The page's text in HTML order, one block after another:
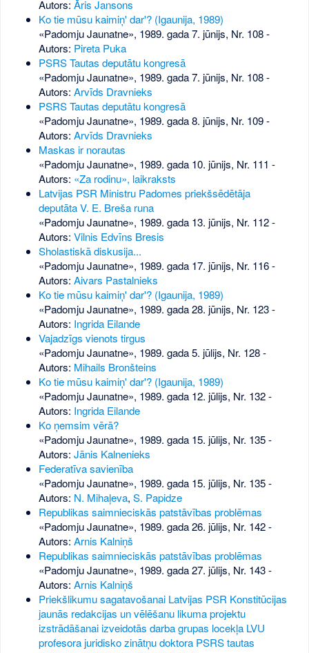
Autors: Āris Jansons
Ko tie mūsu kaimiņ' dar'? (Igaunija, 1989)
«Padomju Jaunatne», 1989. gada 7. jūnijs, Nr. 108-
Autors: Pireta Puka
PSRS Tautas deputātu kongresā
«Padomju Jaunatne», 1989. gada 7. jūnijs, Nr. 108-
Autors: Arvīds Dravnieks
PSRS Tautas deputātu kongresā
«Padomju Jaunatne», 1989. gada 8. jūnijs, Nr. 109-
Autors: Arvīds Dravnieks
Maskas ir norautas
«Padomju Jaunatne», 1989. gada 10. jūnijs, Nr. 111 -
Autors: «Za rodinu», laikraksts
Latvijas PSR Ministru Padomes priekšsēdētāja
deputāta V. E. Breša runa
«Padomju Jaunatne», 1989. gada 13. jūnijs, Nr. 112-
Autors: Vilnis Edvīns Bresis
Sholastiskā diskusija...
«Padomju Jaunatne», 1989. gada 17. jūnijs, Nr. 116-
Autors: Aivars Pastalnieks
Ko tie mūsu kaimiņ' dar'? (Igaunija, 1989)
«Padomju Jaunatne», 1989. gada 28. jūnijs, Nr. 123-
Autors: Ingrida Eilande
Vajadzīgs vienots tirgus
«Padomju Jaunatne», 1989. gada 5. jūlijs, Nr. 128-
Autors: Mihails Bronšteins
Ko tie mūsu kaimiņ' dar'? (Igaunija, 1989)
«Padomju Jaunatne», 1989. gada 12. jūlijs, Nr. 132-
Autors: Ingrida Eilande
Ko ņemsim vērā?
«Padomju Jaunatne», 1989. gada 15. jūlijs, Nr. 135-
Autors: Jānis Kalnenieks
Federatīva savienība
«Padomju Jaunatne», 1989. gada 15. jūlijs, Nr. 135-
Autors: N. Mihaļeva, S. Papidze
Republikas saimnieciskās patstāvības problēmas
«Padomju Jaunatne», 1989. gada 26. jūlijs, Nr. 142-
Autors: Arnis Kalniņš
Republikas saimnieciskās patstāvības problēmas
«Padomju Jaunatne», 1989. gada 27. jūlijs, Nr. 143-
Autors: Arnis Kalniņš
Priekšlikumu sagatavošanai Latvijas PSR Konstitūcijas
jaunās redakcijas un vēlēšanu likuma projektu
izstrādāšanai izveidotās darba grupas locekļa LVU
profesora juridisko zinātņu doktora PSRS tautas